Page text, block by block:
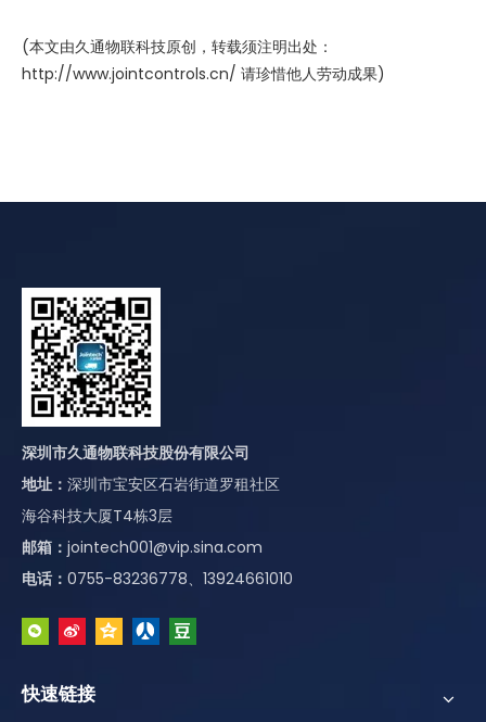
(本文由久通物联科技原创，转载须注明出处：
http://www.jointcontrols.cn/ 请珍惜他人劳动成果)
深圳市久通物联科技股份有限公司
地址： 深圳市宝安区石岩街道罗租社区
海谷科技大厦T4栋3层
邮箱： jointech001@vip.sina.com
电话： 0755-83236778、13924661010
快速链接